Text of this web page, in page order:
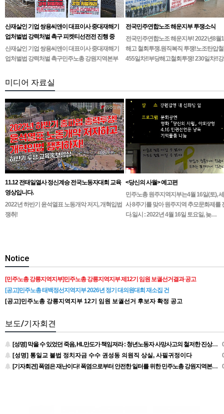
산재살인 기업 쌍용씨앤이 대표이사 중대재해기
업처벌법 강력처벌 촉구 피켓티선전전 진행 중
산재살인 기업 쌍용씨앤이 대표이사 중대재해기
업처벌법 강력처벌 촉구민주노총 강원지역본부
1인시위 진…
전국민주연합노조 해운지부 투쟁소식
전국민주연합노조 해운지부! 2022년8월
해고 철회투쟁.원직복직 투쟁!노조탄압
455일차!!부당해고철회투쟁! 230일차!!
미디어 자료실
11.12 전태일열사 정신계승 전국노동자대회 교육
영상입니다.
2022년 하반기 윤석열표 노동개악 저지, 개혁입법
쟁취!
<당신의 사월> 예고편
민주노총 원주지역지부는4월 16일(토),
사 8주기를 맞아 원주지역 추모문화제를
다.일시 : 2022년 4월 16일 토요일, 늦…
Notice
[민주노총 강릉지역지부]민주노총 강릉지역지부 제12기 임원 보궐선거결과 공고
[공고]민주노총 태백정선지역지부 2026년 정기 대의원대회 재소집 건
[공고]민주노총 강릉지역지부 12기 임원 보궐선거 후보자 확정 공고
보도/기자회견
[성명] 막을 수 있었던 죽음, HL만도가 책임져라 : 청년노동자 사망사고의 철저한 진상규명과 재발방지 대책 마련하라
[성명] 통일교 불법 정치자금 수수 권성동 의원직 상실, 사필귀정이다
[기자회견] 폭염은 재난이다! 폭염으로부터 안전한 일터를 위한 민주노총 강원지역본부 폭염감시단 선포 기자회견